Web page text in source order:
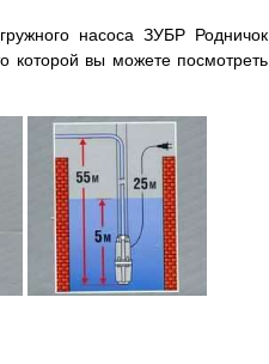
насоса ЗУБР Родничок
которой вы можете посмотреть